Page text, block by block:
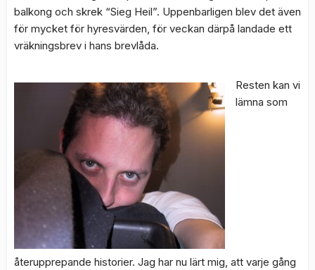
balkong och skrek “Sieg Heil”. Uppenbarligen blev det även
för mycket för hyresvärden, för veckan därpå landade ett
vräkningsbrev i hans brevlåda.
Resten kan vi
lämna som
återupprepande historier. Jag har nu lärt mig, att varje gång